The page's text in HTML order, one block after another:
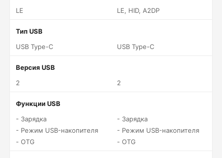
LE
LE, HID, A2DP
Тип USB
USB Type-C
USB Type-C
Версия USB
2
2
Функции USB
- Зарядка
- Режим USB-накопителя
- OTG
- Зарядка
- Режим USB-накопителя
- OTG